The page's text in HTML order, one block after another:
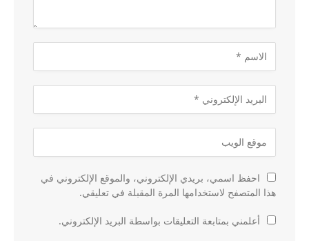
احفظ اسمي، بريدي الإلكتروني، والموقع الإلكتروني في
هذا المتصفح لاستخدامها المرة المقبلة في تعليقي.
أعلمني بمتابعة التعليقات بواسطة البريد الإلكتروني.